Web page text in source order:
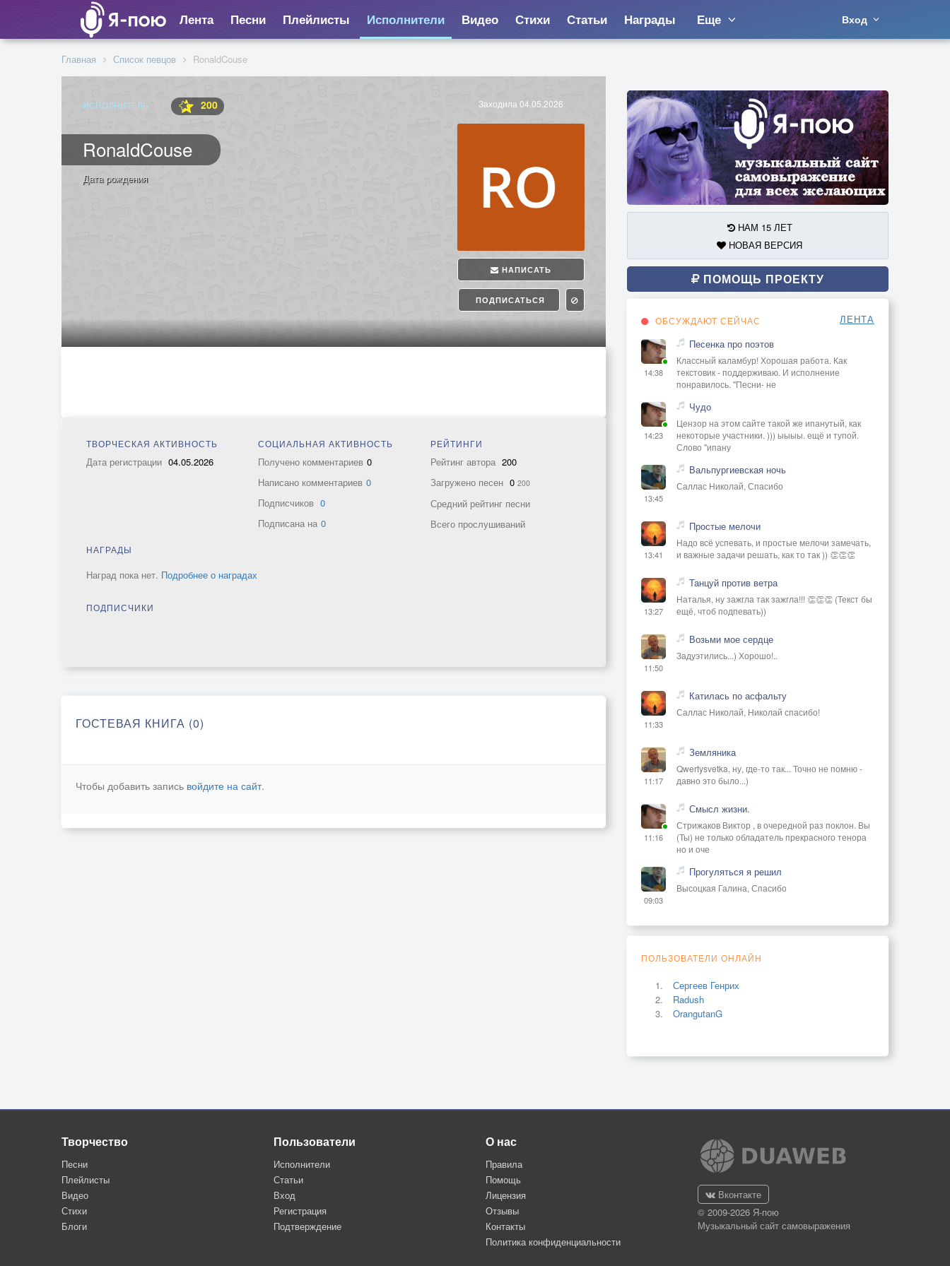
Лента Песни Плейлисты Исполнители Видео Стихи Статьи Награды Еще Вход
Главная Список певцов RonaldCouse
ИСПОЛНИТЕЛЬ 200
RonaldCouse
Заходила 04.05.2026
НАПИСАТЬ
ПОДПИСАТЬСЯ
Дата рождения
ТВОРЧЕСКАЯ АКТИВНОСТЬ
Дата регистрации 04.05.2026
СОЦИАЛЬНАЯ АКТИВНОСТЬ
Получено комментариев 0
Написано комментариев 0
Подписчиков 0
Подписана на 0
РЕЙТИНГИ
Рейтинг автора 200
Загружено песен 0 200
Средний рейтинг песни
Всего прослушиваний
НАГРАДЫ
Наград пока нет. Подробнее о наградах
ПОДПИСЧИКИ
ГОСТЕВАЯ КНИГА (0)
Чтобы добавить запись войдите на сайт.
НАМ 15 ЛЕТ
НОВАЯ ВЕРСИЯ
ПОМОЩЬ ПРОЕКТУ
ОБСУЖДАЮТ СЕЙЧАС ЛЕНТА
14:38
Песенка про поэтов
Классный каламбур! Хорошая работа. Как
текстовик - поддерживаю. И исполнение
понравилось. "Песни- не
14:23
Чудо
Цензор на этом сайте такой же ипанутый, как
некоторые участники. ))) ыыыы. ещё и тупой.
Слово "ипану
13:45
Вальпургиевская ночь
Саллас Николай, Спасибо
13:41
Простые мелочи
Надо всё успевать, и простые мелочи замечать,
и важные задачи решать, как то так )) 👏👏👏
13:27
Танцуй против ветра
Наталья, ну зажгла так зажгла!!! 👏👏👏 (Текст бы
ещё, чтоб подпевать))
11:50
Возьми мое сердце
Задуэтились...) Хорошо!..
11:33
Катилась по асфальту
Саллас Николай, Николай спасибо!
11:17
Земляника
Qwertysvetka, ну, где-то так... Точно не помню -
давно это было...)
11:16
Смысл жизни.
Стрижаков Виктор , в очередной раз поклон. Вы
(Ты) не только обладатель прекрасного тенора
но и оче
09:03
Прогуляться я решил
Высоцкая Галина, Спасибо
ПОЛЬЗОВАТЕЛИ ОНЛАЙН
Сергеев Генрих
Radush
OrangutanG
Творчество
Песни
Плейлисты
Видео
Стихи
Блоги
Пользователи
Исполнители
Статьи
Вход
Регистрация
Подтверждение
О нас
Правила
Помощь
Лицензия
Отзывы
Контакты
Политика конфиденциальности
Вконтакте
© 2009-2026 Я-пою
Музыкальный сайт самовыражения